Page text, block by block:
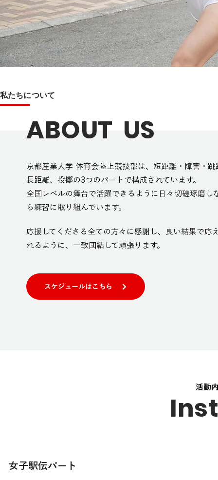
​私たちについて
ABOUT US
京都産業大学 体育会陸上競技部は、短距離・障害・跳
長距離、投擲の3つのパートで構成されています。
全国レベルの舞台で活躍できるように日々切磋琢磨し
ら練習に取り組んでいます。
応援してくださる全ての方々に感謝し、良い結果で応
れるように、一致団結して頑張ります。
スケジュールはこちら
活動
​女子駅伝パート